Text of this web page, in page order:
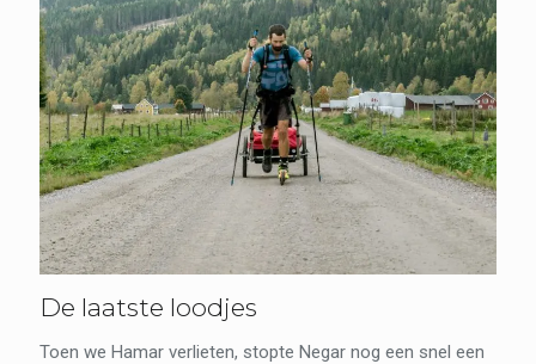
De laatste loodjes
Toen we Hamar verlieten, stopte Negar nog een snel een